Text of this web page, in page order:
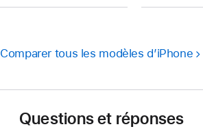
Comparer tous les modèles d’iPhone
Questions et réponses